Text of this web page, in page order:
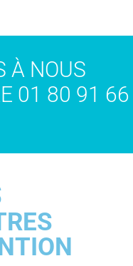
À NOUS
01 80 91 66